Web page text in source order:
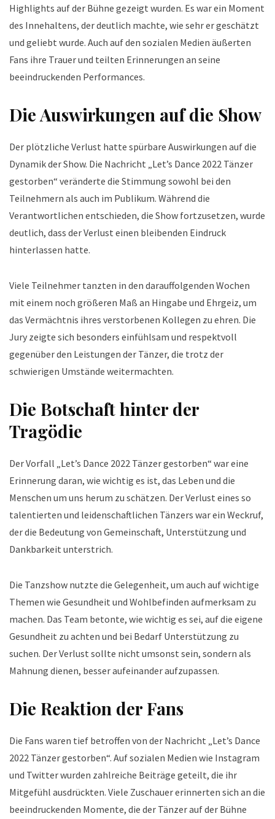
Highlights auf der Bühne gezeigt wurden. Es war ein Moment
des Innehaltens, der deutlich machte, wie sehr er geschätzt
und geliebt wurde. Auch auf den sozialen Medien äußerten
Fans ihre Trauer und teilten Erinnerungen an seine
beeindruckenden Performances.
Die Auswirkungen auf die Show
Der plötzliche Verlust hatte spürbare Auswirkungen auf die
Dynamik der Show. Die Nachricht „Let’s Dance 2022 Tänzer
gestorben“ veränderte die Stimmung sowohl bei den
Teilnehmern als auch im Publikum. Während die
Verantwortlichen entschieden, die Show fortzusetzen, wurde
deutlich, dass der Verlust einen bleibenden Eindruck
hinterlassen hatte.
Viele Teilnehmer tanzten in den darauffolgenden Wochen
mit einem noch größeren Maß an Hingabe und Ehrgeiz, um
das Vermächtnis ihres verstorbenen Kollegen zu ehren. Die
Jury zeigte sich besonders einfühlsam und respektvoll
gegenüber den Leistungen der Tänzer, die trotz der
schwierigen Umstände weitermachten.
Die Botschaft hinter der
Tragödie
Der Vorfall „Let’s Dance 2022 Tänzer gestorben“ war eine
Erinnerung daran, wie wichtig es ist, das Leben und die
Menschen um uns herum zu schätzen. Der Verlust eines so
talentierten und leidenschaftlichen Tänzers war ein Weckruf,
der die Bedeutung von Gemeinschaft, Unterstützung und
Dankbarkeit unterstrich.
Die Tanzshow nutzte die Gelegenheit, um auch auf wichtige
Themen wie Gesundheit und Wohlbefinden aufmerksam zu
machen. Das Team betonte, wie wichtig es sei, auf die eigene
Gesundheit zu achten und bei Bedarf Unterstützung zu
suchen. Der Verlust sollte nicht umsonst sein, sondern als
Mahnung dienen, besser aufeinander aufzupassen.
Die Reaktion der Fans
Die Fans waren tief betroffen von der Nachricht „Let’s Dance
2022 Tänzer gestorben“. Auf sozialen Medien wie Instagram
und Twitter wurden zahlreiche Beiträge geteilt, die ihr
Mitgefühl ausdrückten. Viele Zuschauer erinnerten sich an die
beeindruckenden Momente, die der Tänzer auf der Bühne